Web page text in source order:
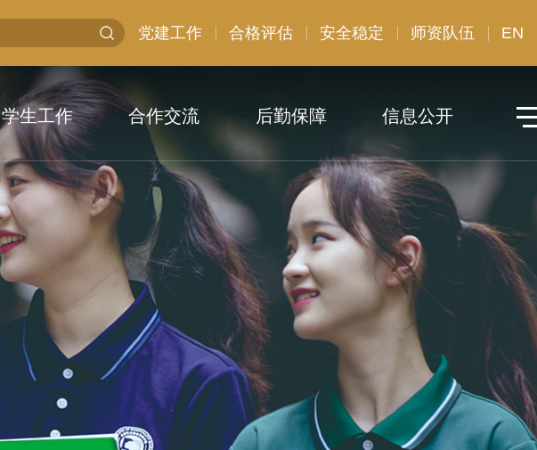
党建工作 合格评估 安全稳定 师资队伍 EN
学生工作 合作交流 后勤保障 信息公开